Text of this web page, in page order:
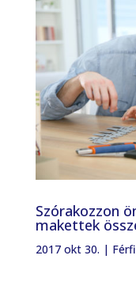
Szórakozzon
makettek
2017 okt 30. |